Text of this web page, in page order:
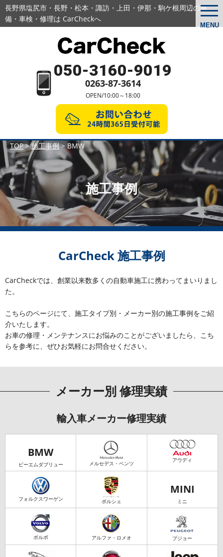
MENU
長野県塩尻市・長野・松本・諏訪・上田・伊那・駒ケ根周辺の整
備・車検・修理は CarCheckへ
050-3160-9019
0263-87-3614
OPEN/10:00～18:00
TOP>施工事例>BMW
施工事例
CarCheck 施工事例
CarCheckでは、創業以来数多くの自動車施工に携わってまいりまし
た。
こちらのページにて、施工タイプ別・メーカー別の施工事例をご紹
介いたします。
お車の修理・メンテナンスにお悩みのことがございましたら、こち
らを参考に、ぜひお気軽にお問合せください。
メーカー別 修理実績
輸入車メーカー修理実績
BMW
ビーエムダブリュー メルセデス・ベンツ アウディ
フォルクスワーゲン ポルシェ
MINI
ミニ
ボルボ アルファ・ロメオ プジョー